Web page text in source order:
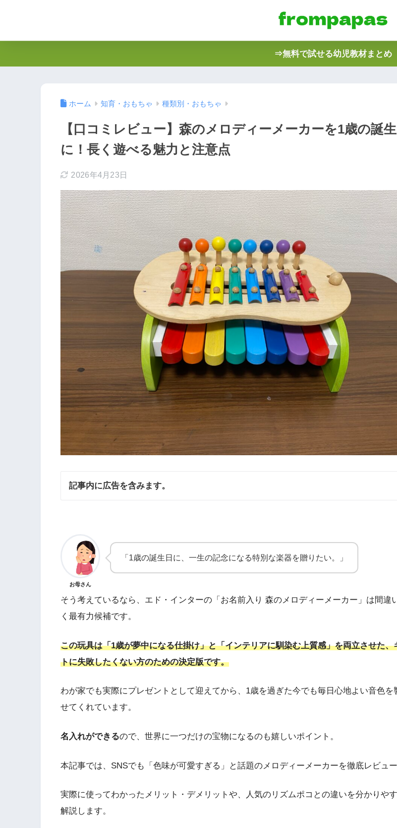
⇒無料で試せる幼児教材まとめ
ホーム 知育・おもちゃ 種類別・おもちゃ
【口コミレビュー】森のメロディーメーカーを1歳の誕生
に！長く遊べる魅力と注意点
2026年4月23日
記事内に広告を含みます。
お母さん
「1歳の誕生日に、一生の記念になる特別な楽器を贈りたい。」
そう考えているなら、エド・インターの「お名前入り 森のメロディーメーカー」は間違
く最有力候補です。
この玩具は「1歳が夢中になる仕掛け」と「インテリアに馴染む上質感」を両立させた、
トに失敗したくない方のための決定版です。
わが家でも実際にプレゼントとして迎えてから、1歳を過ぎた今でも毎日心地よい音色を
せてくれています。
名入れができるので、世界に一つだけの宝物になるのも嬉しいポイント。
本記事では、SNSでも「色味が可愛すぎる」と話題のメロディーメーカーを徹底レビュー
実際に使ってわかったメリット・デメリットや、人気のリズムポコとの違いを分かりやす
解説します。